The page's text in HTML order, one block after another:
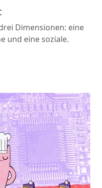
Dimensionen: eine
und eine soziale.